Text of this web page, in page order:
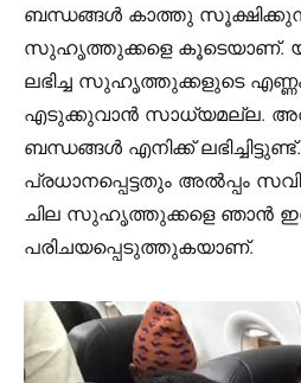
ബന്ധങ്ങൾ കാത്തു
സുഹൃത്തുക്കളെ കൂടെയാണ്.
ലഭിച്ച സുഹൃത്തുക്കളുടെ എണ്ണം
എടുക്കുവാൻ സാധ്യമല്ല.
ബന്ധങ്ങൾ എനിക്ക്
പ്രധാനപ്പെട്ടതും അൽപ്പം
ചില സുഹൃത്തുക്കളെ ഞാൻ
പരിചയപ്പെടുത്തുകയാണ്.